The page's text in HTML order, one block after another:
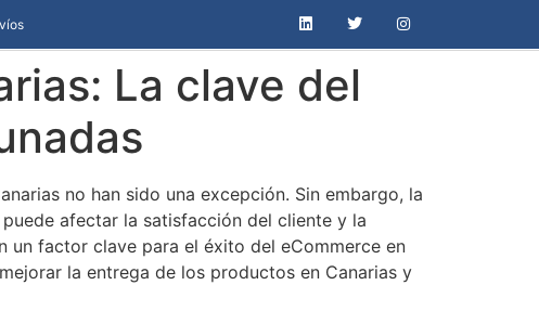
La clave del
no han sido una excepción. Sin embargo, la
afectar la satisfacción del cliente y la
un factor clave para el éxito del eCommerce en
la entrega de los productos en Canarias y